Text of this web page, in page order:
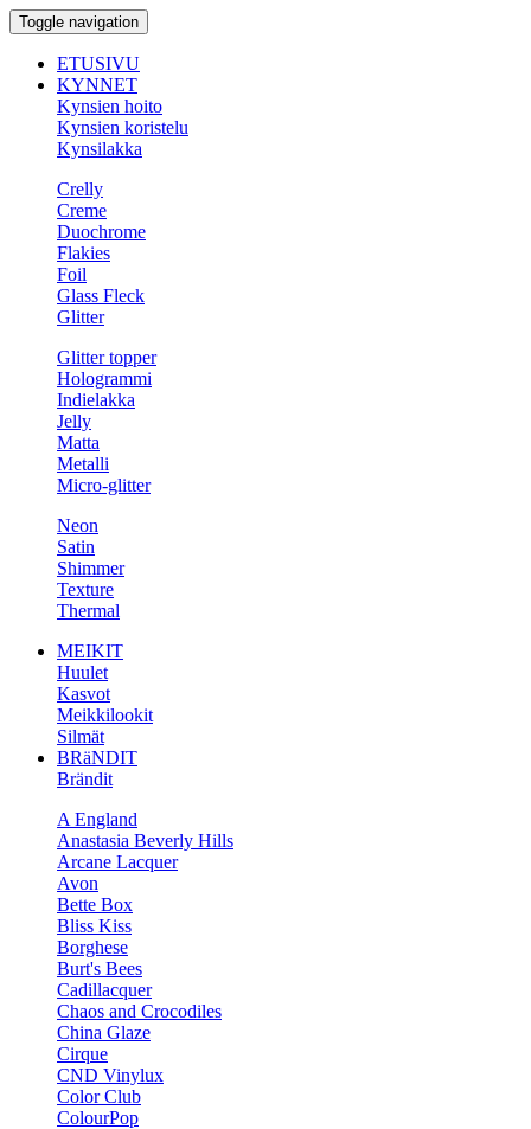
Toggle navigation
ETUSIVU
KYNNET
Kynsien hoito
Kynsien koristelu
Kynsilakka
Crelly
Creme
Duochrome
Flakies
Foil
Glass Fleck
Glitter
Glitter topper
Hologrammi
Indielakka
Jelly
Matta
Metalli
Micro-glitter
Neon
Satin
Shimmer
Texture
Thermal
MEIKIT
Huulet
Kasvot
Meikkilookit
Silmät
BRäNDIT
Brändit
A England
Anastasia Beverly Hills
Arcane Lacquer
Avon
Bette Box
Bliss Kiss
Borghese
Burt's Bees
Cadillacquer
Chaos and Crocodiles
China Glaze
Cirque
CND Vinylux
Color Club
ColourPop